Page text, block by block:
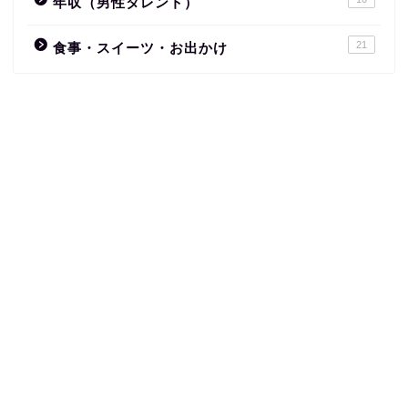
食事・スイーツ・お出かけ 21